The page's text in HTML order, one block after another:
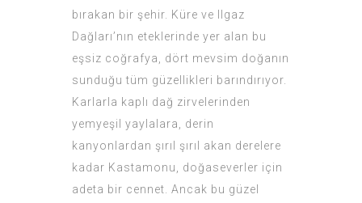
bırakan bir şehir. Küre ve Ilgaz
Dağları’nın eteklerinde yer alan bu
eşsiz coğrafya, dört mevsim doğanın
sunduğu tüm güzellikleri barındırıyor.
Karlarla kaplı dağ zirvelerinden
yemyeşil yaylalara, derin
kanyonlardan şırıl şırıl akan derelere
kadar Kastamonu, doğaseverler için
adeta bir cennet. Ancak bu güzel